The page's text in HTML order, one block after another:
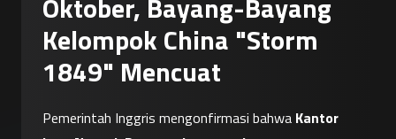
Kelompok China "Storm
1849" Mencuat
Pemerintah Inggris mengonfirmasi bahwa Kantor